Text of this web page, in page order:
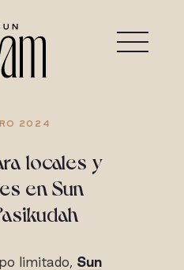
2024
locales y
en Sun
limitado, Sun